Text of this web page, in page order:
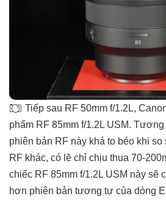
Tiếp sau RF 50mm f/1.2L,
phẩm RF 85mm f/1.2L USM.
phiên bản RF này khá to béo khi
RF khác, có lẽ chỉ chịu thua 70-
chiếc RF 85mm f/1.2L USM này sẽ
hơn phiên bản tương tự của dòng